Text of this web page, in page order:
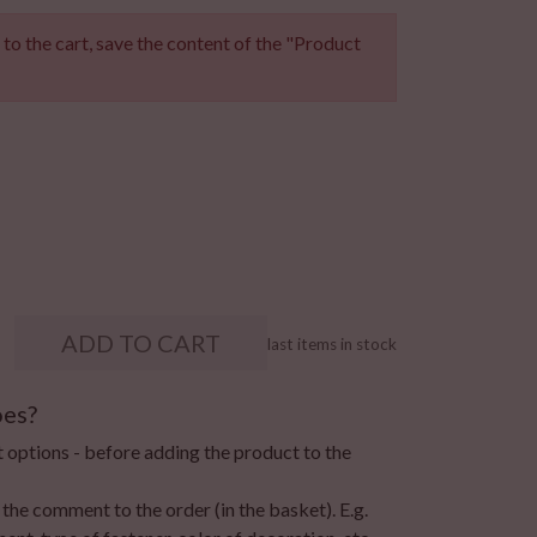
the cart, save the content of the "Product
ADD TO CART last items in stock
- before adding the product to the
comment to the order (in the basket). E.g.